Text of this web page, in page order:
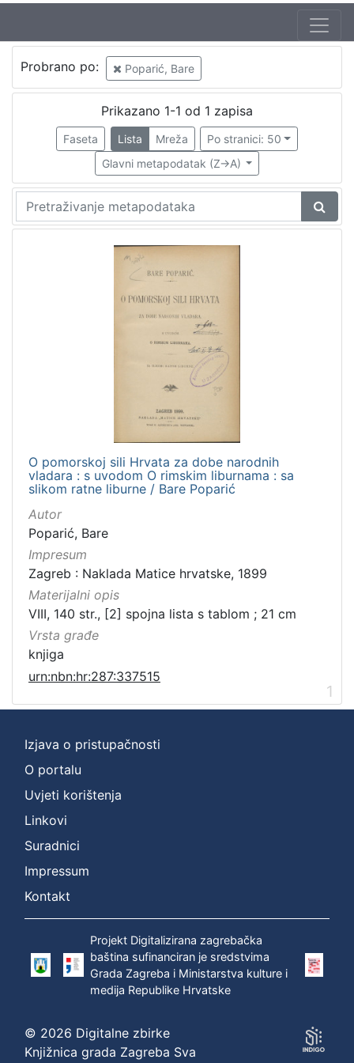
Probrano po: Poparić, Bare
Prikazano 1-1 od 1 zapisa
Faseta Lista Mreža
Po stranici: 50
Glavni metapodatak (Z->A)
O pomorskoj sili Hrvata za dobe narodnih
vladara : s uvodom O rimskim liburnama : sa
slikom ratne liburne / Bare Poparić
Autor
Poparić, Bare
Impresum
Zagreb : Naklada Matice hrvatske, 1899
Materijalni opis
VIII, 140 str., [2] spojna lista s tablom ; 21 cm
Vrsta građe
knjiga
urn:nbn:hr:287:337515
1
Izjava o pristupačnosti
O portalu
Uvjeti korištenja
Linkovi
Suradnici
Impressum
Kontakt
Projekt Digitalizirana zagrebačka
baština sufinanciran je sredstvima
Grada Zagreba i Ministarstva kulture i
medija Republike Hrvatske
© 2026 Digitalne zbirke
Knjižnica grada Zagreba Sva